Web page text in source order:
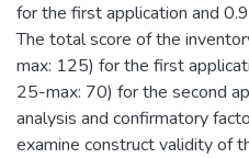
for the first application and
The total score of the
max: 125) for the first
25-max: 70) for the second
analysis and confirmatory
examine construct validity of